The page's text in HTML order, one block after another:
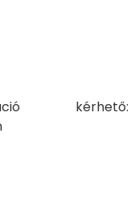
kérhető: